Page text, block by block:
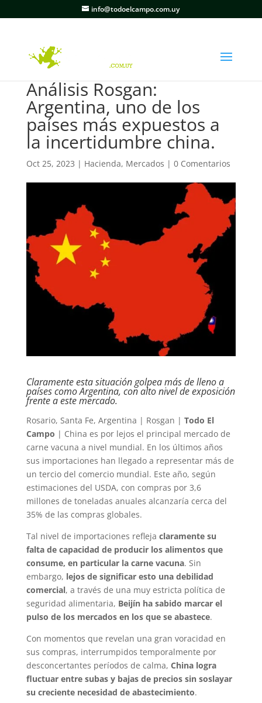
info@todoelcampo.com.uy
Análisis Rosgan:
Argentina, uno de los
países más expuestos a
la incertidumbre china.
Oct 25, 2023 | Hacienda, Mercados | 0 Comentarios
Claramente esta situación golpea más de lleno a
países como Argentina, con alto nivel de exposición
frente a este mercado.
Rosario, Santa Fe, Argentina | Rosgan | Todo El
Campo | China es por lejos el principal mercado de
carne vacuna a nivel mundial. En los últimos años
sus importaciones han llegado a representar más de
un tercio del comercio mundial. Este año, según
estimaciones del USDA, con compras por 3,6
millones de toneladas anuales alcanzaría cerca del
35% de las compras globales.
Tal nivel de importaciones refleja claramente su
falta de capacidad de producir los alimentos que
consume, en particular la carne vacuna. Sin
embargo, lejos de significar esto una debilidad
comercial, a través de una muy estricta política de
seguridad alimentaria, Beijín ha sabido marcar el
pulso de los mercados en los que se abastece.
Con momentos que revelan una gran voracidad en
sus compras, interrumpidos temporalmente por
desconcertantes períodos de calma, China logra
fluctuar entre subas y bajas de precios sin soslayar
su creciente necesidad de abastecimiento.